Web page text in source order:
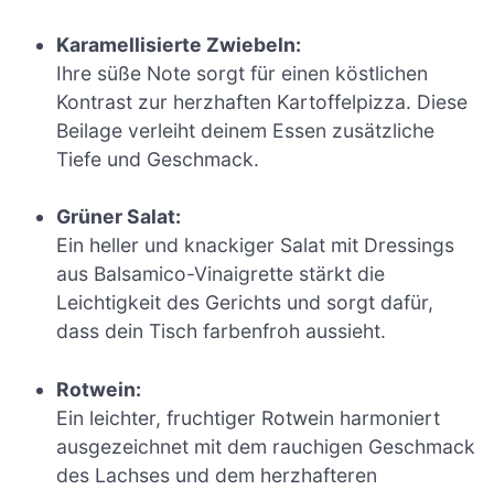
Karamellisierte Zwiebeln:
Ihre süße Note sorgt für einen köstlichen
Kontrast zur herzhaften Kartoffelpizza. Diese
Beilage verleiht deinem Essen zusätzliche
Tiefe und Geschmack.
Grüner Salat:
Ein heller und knackiger Salat mit Dressings
aus Balsamico-Vinaigrette stärkt die
Leichtigkeit des Gerichts und sorgt dafür,
dass dein Tisch farbenfroh aussieht.
Rotwein:
Ein leichter, fruchtiger Rotwein harmoniert
ausgezeichnet mit dem rauchigen Geschmack
des Lachses und dem herzhafteren